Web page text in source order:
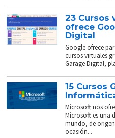
23 Cursos
ofrece
Digital
Google ofrece
cursos virtuales
Garage Digital,
15 Cursos
Microsoft nos
Microsoft es una
mundo, de
ocasión...